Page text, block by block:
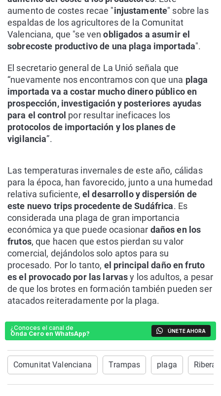
aumento de costes recae "injustamente" sobre las
espaldas de los agricultores de la Comunitat
Valenciana, que "se venobligados a asumir el
sobrecoste productivo de una plaga importada".
El secretario general de La Unió señala que
“nuevamente nos encontramos con que una plaga
importada va a costar mucho dinero público en
prospección, investigación y posteriores ayudas
para el control por resultar ineficaces los
protocolos de importación y los planes de
vigilancia”.
Las temperaturas invernales de este año, cálidas
para la época, han favorecido, junto a una humedad
relativa suficiente, el desarrollo y dispersión de
este nuevo trips procedente de Sudáfrica. Es
considerada una plaga de gran importancia
económica ya que puede ocasionar daños en los
frutos, que hacen que estos pierdan su valor
comercial, dejándolos solo aptos para su
procesado. Por lo tanto, el principal daño en fruto
es el provocado por las larvasy los adultos, a pesar
de que los brotes en formación también pueden ser
atacados reiteradamente por la plaga.
¿Conoces el canal de
Onda Cero en WhatsApp?
ÚNETE AHORA
Comunitat Valenciana Trampas plaga Ribera